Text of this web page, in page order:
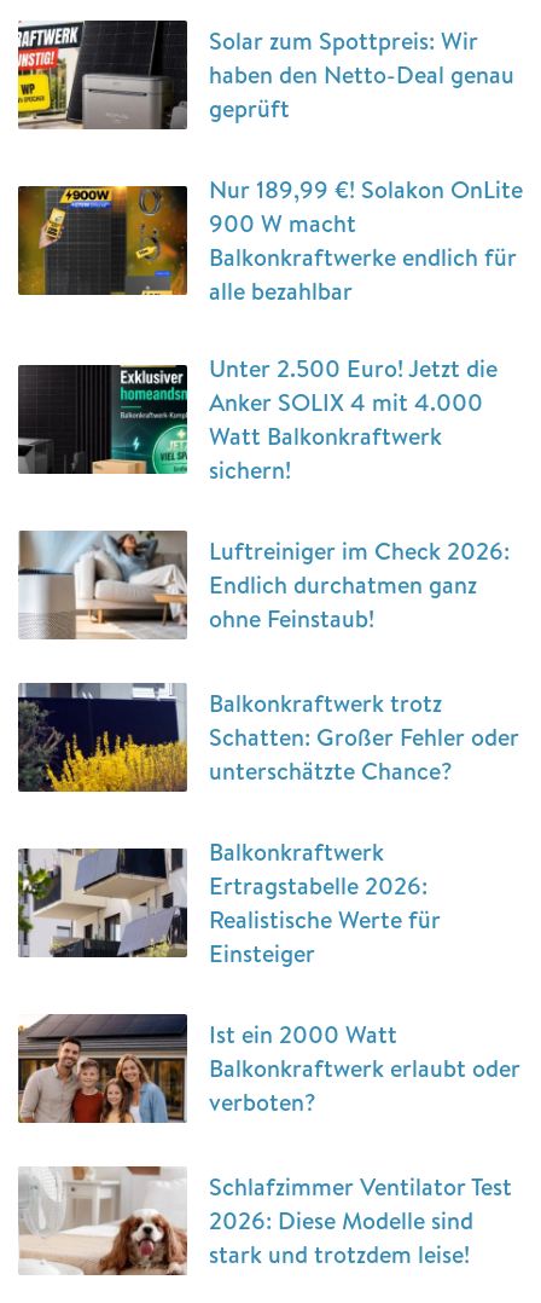
Solar zum Spottpreis: Wir
haben den Netto-Deal genau
geprüft
Nur 189,99 €! Solakon OnLite
900 W macht
Balkonkraftwerke endlich für
alle bezahlbar
Unter 2.500 Euro! Jetzt die
Anker SOLIX 4 mit 4.000
Watt Balkonkraftwerk
sichern!
Luftreiniger im Check 2026:
Endlich durchatmen ganz
ohne Feinstaub!
Balkonkraftwerk trotz
Schatten: Großer Fehler oder
unterschätzte Chance?
Balkonkraftwerk
Ertragstabelle 2026:
Realistische Werte für
Einsteiger
Ist ein 2000 Watt
Balkonkraftwerk erlaubt oder
verboten?
Schlafzimmer Ventilator Test
2026: Diese Modelle sind
stark und trotzdem leise!